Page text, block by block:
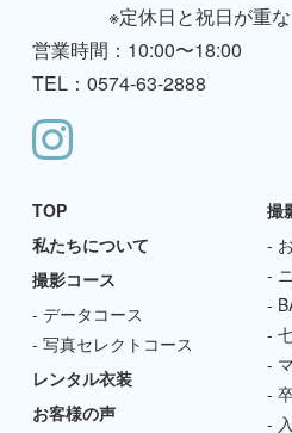
※定休日と祝日が重
営業時間：10:00〜18:00
TEL：0574-63-2888
TOP
私たちについて
撮影コース
データコース
写真セレクトコース
レンタル衣装
お客様の声
撮